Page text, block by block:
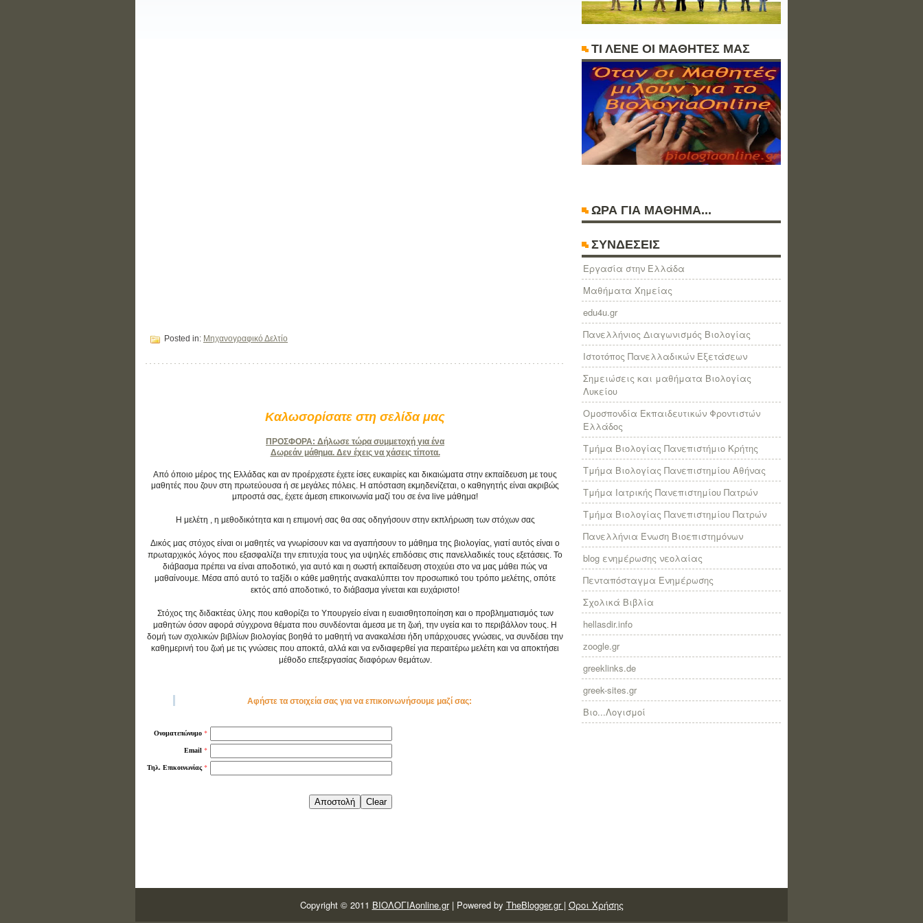
Posted in: Μηχανογραφικό Δελτίο
Καλωσορίσατε στη σελίδα μας
ΠΡΟΣΦΟΡΑ: Δήλωσε τώρα συμμετοχή για ένα
Δωρεάν μάθημα. Δεν έχεις να χάσεις τίποτα.
Από όποιο μέρος της Ελλάδας και αν προέρχεστε έχετε ίσες ευκαιρίες και δικαιώματα στην εκπαίδευση με τους
μαθητές που ζουν στη πρωτεύουσα ή σε μεγάλες πόλεις. Η απόσταση εκμηδενίζεται, ο καθηγητής είναι ακριβώς
μπροστά σας, έχετε άμεση επικοινωνία μαζί του σε ένα live μάθημα!
Η μελέτη , η μεθοδικότητα και η επιμονή σας θα σας οδηγήσουν στην εκπλήρωση των στόχων σας
Δικός μας στόχος είναι οι μαθητές να γνωρίσουν και να αγαπήσουν το μάθημα της βιολογίας, γιατί αυτός είναι ο
πρωταρχικός λόγος που εξασφαλίζει την επιτυχία τους για υψηλές επιδόσεις στις πανελλαδικές τους εξετάσεις. Το
διάβασμα πρέπει να είναι αποδοτικό, για αυτό και η σωστή εκπαίδευση στοχεύει στο να μας μάθει πώς να
μαθαίνουμε. Μέσα από αυτό το ταξίδι ο κάθε μαθητής ανακαλύπτει τον προσωπικό του τρόπο μελέτης, οπότε
εκτός από αποδοτικό, το διάβασμα γίνεται και ευχάριστο!
Στόχος της διδακτέας ύλης που καθορίζει το Υπουργείο είναι η ευαισθητοποίηση και ο προβληματισμός των
μαθητών όσον αφορά σύγχρονα θέματα που συνδέονται άμεσα με τη ζωή, την υγεία και το περιβάλλον τους. Η
δομή των σχολικών βιβλίων βιολογίας βοηθά το μαθητή να ανακαλέσει ήδη υπάρχουσες γνώσεις, να συνδέσει την
καθημερινή του ζωή με τις γνώσεις που αποκτά, αλλά και να ενδιαφερθεί για περαιτέρω μελέτη και να αποκτήσει
μέθοδο επεξεργασίας διαφόρων θεμάτων.
Αφήστε τα στοιχεία σας για να επικοινωνήσουμε μαζί σας:
Ονοματεπώνυμο *
Email *
Τηλ. Επικοινωνίας *
ΤΙ ΛΕΝΕ ΟΙ ΜΑΘΗΤΕΣ ΜΑΣ
ΩΡΑ ΓΙΑ ΜΑΘΗΜΑ...
ΣΥΝΔΕΣΕΙΣ
Eργασία στην Ελλάδα
Μαθήματα Χημείας
edu4u.gr
Πανελλήνιος Διαγωνισμός Βιολογίας
Ιστοτόπος Πανελλαδικών Εξετάσεων
Σημειώσεις και μαθήματα Βιολογίας
Λυκείου
Ομοσπονδία Εκπαιδευτικών Φροντιστών
Ελλάδος
Τμήμα Βιολογίας Πανεπιστήμιο Κρήτης
Τμήμα Βιολογίας Πανεπιστημίου Αθήνας
Τμήμα Ιατρικής Πανεπιστημίου Πατρών
Τμήμα Βιολογίας Πανεπιστημίου Πατρών
Πανελλήνια Ένωση Βιοεπιστημόνων
blog ενημέρωσης νεολαίας
Πενταπόσταγμα Ενημέρωσης
Σχολικά Βιβλία
hellasdir.info
zoogle.gr
greeklinks.de
greek-sites.gr
Βιο...Λογισμοί
Copyright © 2011 ΒΙΟΛΟΓΙΑonline.gr| Powered by TheBlogger.gr | Όροι Χρήσης